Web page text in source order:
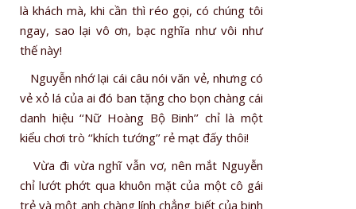
là khách mà, khi cần thì réo gọi, có chúng tôi
ngay, sao lại vô ơn, bạc nghĩa như vôi như
thế này!
Nguyễn nhớ lại cái câu nói văn vẻ, nhưng có
vẻ xỏ lá của ai đó ban tặng cho bọn chàng cái
danh hiệu ‘‘Nữ Hoàng Bộ Binh’’ chỉ là một
kiểu chơi trò ‘‘khích tướng’’ rẻ mạt đấy thôi!
Vừa đi vừa nghĩ vẫn vơ, nên mắt Nguyễn
chỉ lướt phớt qua khuôn mặt của một cô gái
trẻ và một anh chàng lính chẳng biết của binh